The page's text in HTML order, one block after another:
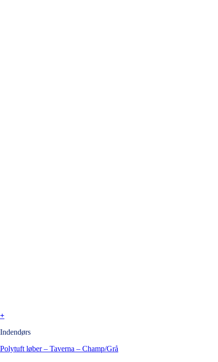
+
Indendørs
Polytuft løber – Taverna – Champ/Grå